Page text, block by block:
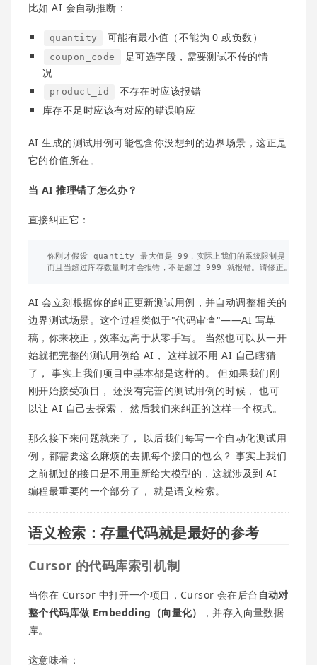
比如 AI 会自动推断：
quantity 可能有最小值（不能为 0 或负数）
coupon_code
是可选字段，需要测试不传的情
况
product_id
不存在时应该报错
库存不足时应该有对应的错误响应
AI 生成的测试用例可能包含你没想到的边界场景，这正是
它的价值所在。
当 AI 推理错了怎么办？
直接纠正它：
你刚才假设 quantity 最大值是 99，实际上我们的系统限制是 999，
AI 会立刻根据你的纠正更新测试用例，并自动调整相关的
边界测试场景。这个过程类似于"代码审查"——AI 写草
稿，你来校正，效率远高于从零手写。 当然也可以从一开
始就把完整的测试用例给 AI， 这样就不用 AI 自己瞎猜
了， 事实上我们项目中基本都是这样的。 但如果我们刚
刚开始接受项目， 还没有完善的测试用例的时候， 也可
以让 AI 自己去探索， 然后我们来纠正的这样一个模式。
那么接下来问题就来了， 以后我们每写一个自动化测试用
例，都需要这么麻烦的去抓每个接口的包么？ 事实上我们
之前抓过的接口是不用重新给大模型的，这就涉及到 AI
编程最重要的一个部分了， 就是语义检索。
语义检索：存量代码就是最好的参考
Cursor 的代码库索引机制
当你在 Cursor 中打开一个项目，Cursor 会在后台 自动对
整个代码库做 Embedding（向量化）
，并存入向量数据
库。
这意味着：